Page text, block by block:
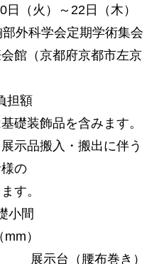
（火）～22日（木）
科学会定期学術集会
（京都府京都市左京
担額
飾品を含みます。
搬入・搬出に伴う
の
。
小間
）
布巻き）